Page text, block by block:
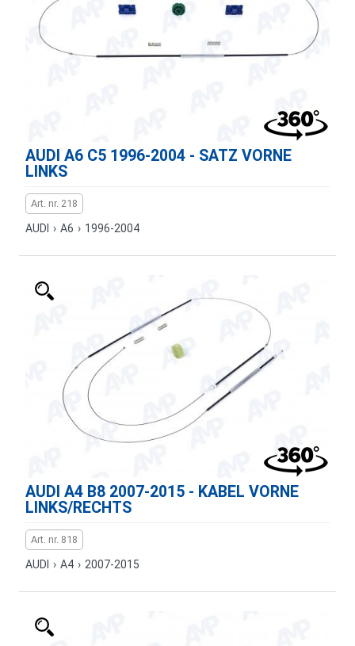
AUDI A6 C5 1996-2004 - SATZ VORNE
LINKS
Art. nr. 218
AUDI › A6 › 1996-2004
AUDI A4 B8 2007-2015 - KABEL VORNE
LINKS/RECHTS
Art. nr. 818
AUDI › A4 › 2007-2015